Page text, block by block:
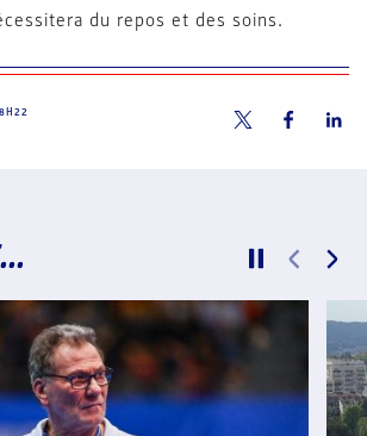
du repos et des soins.